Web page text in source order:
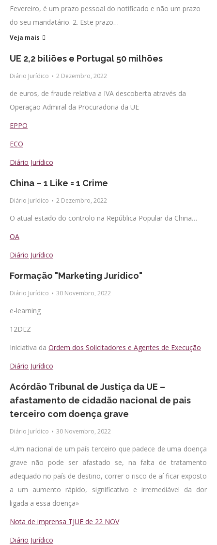
Fevereiro, é um prazo pessoal do notificado e não um prazo
do seu mandatário. 2. Este prazo…
Veja mais
UE 2,2 biliões e Portugal 50 milhões
Diário Jurídico 2 Dezembro, 2022
de euros, de fraude relativa a IVA descoberta através da
Operação Admiral da Procuradoria da UE
EPPO
ECO
Diário Jurídico
China – 1 Like = 1 Crime
Diário Jurídico 2 Dezembro, 2022
O atual estado do controlo na República Popular da China…
OA
Diário Jurídico
Formação "Marketing Jurídico"
Diário Jurídico 30 Novembro, 2022
e-learning
12DEZ
Iniciativa da Ordem dos Solicitadores e Agentes de Execução
Diário Jurídico
Acórdão Tribunal de Justiça da UE –
afastamento de cidadão nacional de pais
terceiro com doença grave
Diário Jurídico 30 Novembro, 2022
«Um nacional de um país terceiro que padece de uma doença
grave não pode ser afastado se, na falta de tratamento
adequado no país de destino, correr o risco de aí ficar exposto
a um aumento rápido, significativo e irremediável da dor
ligada a essa doença»
Nota de imprensa TJUE de 22 NOV
Diário Jurídico